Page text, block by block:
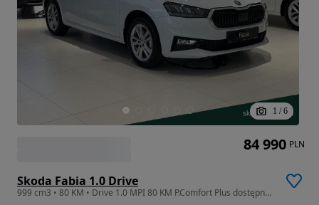
1 / 6
Skoda Fabia 1.0 Drive
999 cm3 • 80 KM • Drive 1.0 MPI 80 KM P.Comfort Plus dostępna od ręki !
84 990 PLN